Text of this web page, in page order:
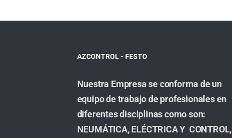
AZCONTROL - FESTO
Nuestra Empresa se conforma de un
equipo de trabajo de profesionales en
diferentes disciplinas como son:
NEUMÁTICA, ELÉCTRICA Y CONTROL,